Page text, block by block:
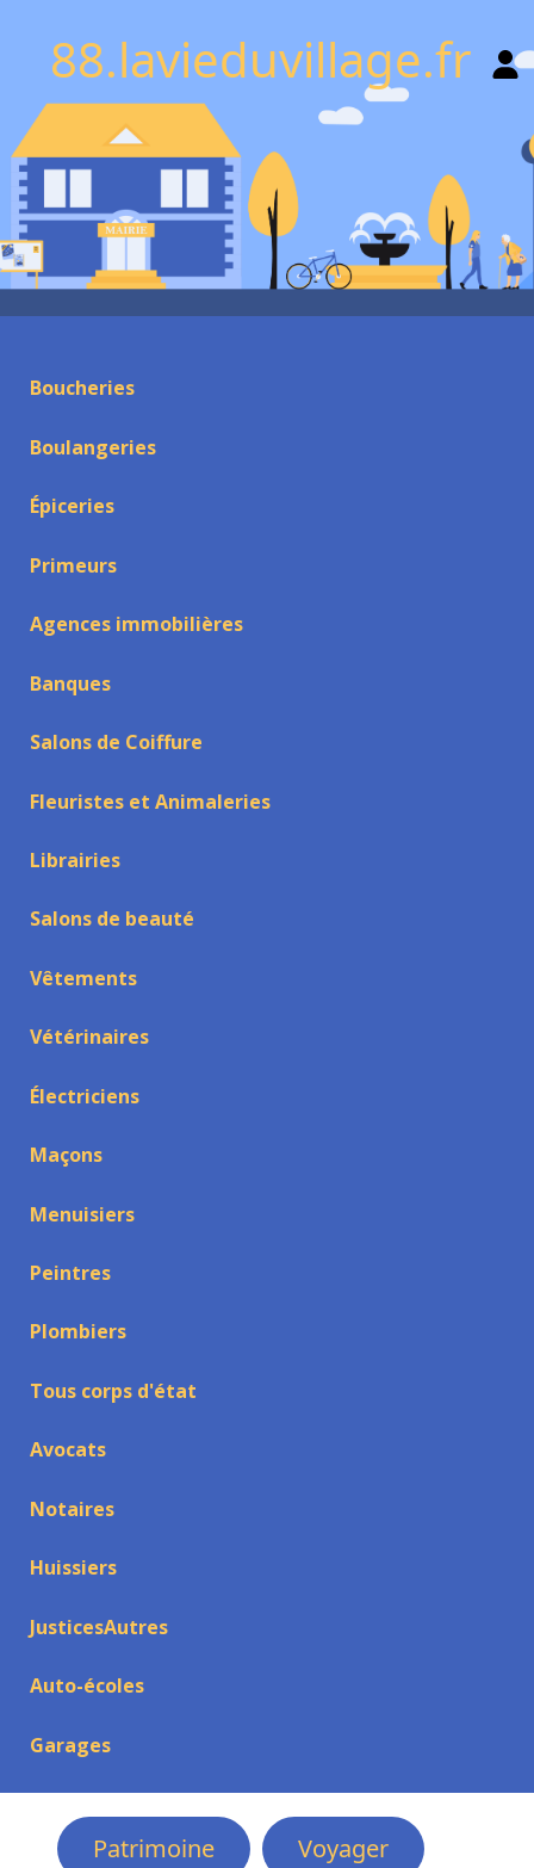
88.lavieduvillage.fr
Boucheries
Boulangeries
Épiceries
Primeurs
Agences immobilières
Banques
Salons de Coiffure
Fleuristes et Animaleries
Librairies
Salons de beauté
Vêtements
Vétérinaires
Électriciens
Maçons
Menuisiers
Peintres
Plombiers
Tous corps d'état
Avocats
Notaires
Huissiers
JusticesAutres
Auto-écoles
Garages
Patrimoine
Voyager